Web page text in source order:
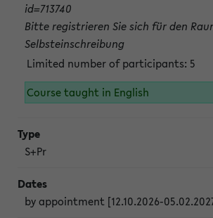
id=713740
Bitte registrieren Sie sich für den
Selbsteinschreibung
Limited number of participants: 5
Course taught in English
S+Pr
by appointment [12.10.2026-